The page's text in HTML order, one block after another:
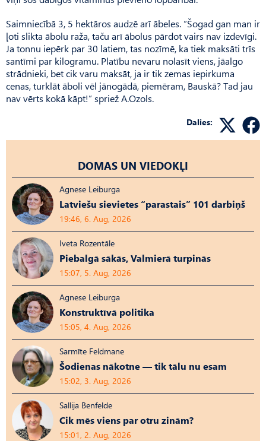
Saimniecībā 3, 5 hektāros audzē arī ābeles. ”Šogad gan man ir
ļoti slikta ābolu raža, taču arī ābolus pārdot vairs nav izdevīgi.
Ja tonnu iepērk par 30 latiem, tas nozīmē, ka tiek maksāti trīs
santīmi par kilogramu. Platību nevaru nolasīt viens, jāalgo
strādnieki, bet cik varu maksāt, ja ir tik zemas iepirkuma
cenas, turklāt āboli vēl jānogādā, piemēram, Bauskā? Tad jau
nav vērts kokā kāpt!” spriež A.Ozols.
Dalies:
DOMAS UN VIEDOKĻI
Agnese Leiburga
Latviešu sievietes “parastais” 101 darbiņš
19:46, 6. Aug, 2026
Iveta Rozentāle
Piebalgā sākās, Valmierā turpinās
15:07, 5. Aug, 2026
Agnese Leiburga
Konstruktīvā politika
15:05, 4. Aug, 2026
Sarmīte Feldmane
Šodienas nākotne — tik tālu nu esam
15:02, 3. Aug, 2026
Sallija Benfelde
Cik mēs viens par otru zinām?
15:01, 2. Aug, 2026